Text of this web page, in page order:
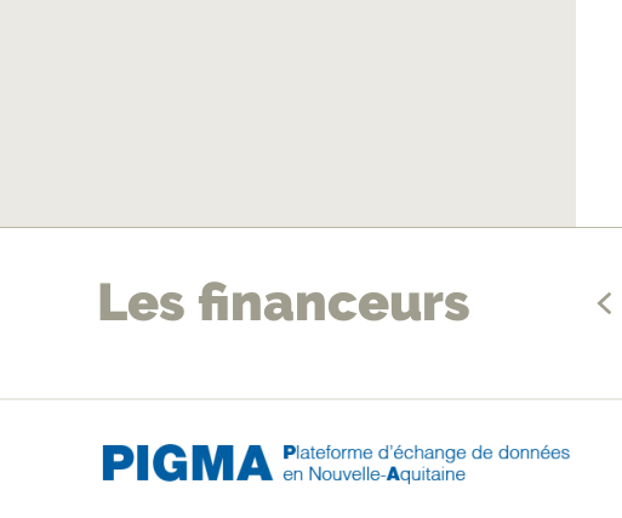
Les financeurs Afficher